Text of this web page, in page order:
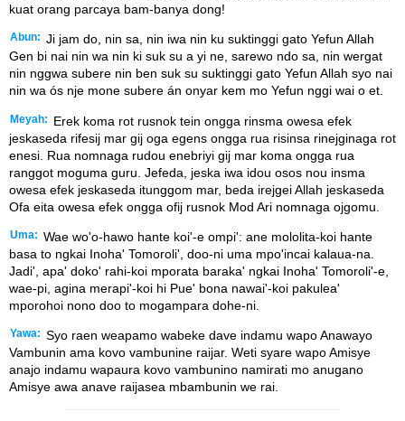
kuat orang parcaya bam-banya dong!
Abun: Ji jam do, nin sa, nin iwa nin ku suktinggi gato Yefun Allah
Gen bi nai nin wa nin ki suk su a yi ne, sarewo ndo sa, nin wergat
nin nggwa subere nin ben suk su suktinggi gato Yefun Allah syo nai
nin wa ós nje mone subere án onyar kem mo Yefun nggi wai o et.
Meyah:
Erek koma rot rusnok tein ongga rinsma owesa efek
jeskaseda rifesij mar gij oga egens ongga rua risinsa rinejginaga rot
enesi. Rua nomnaga rudou enebriyi gij mar koma ongga rua
ranggot moguma guru. Jefeda, jeska iwa idou osos nou insma
owesa efek jeskaseda itunggom mar, beda irejgei Allah jeskaseda
Ofa eita owesa efek ongga ofij rusnok Mod Ari nomnaga ojgomu.
Uma: Wae wo'o-hawo hante koi'-e ompi': ane mololita-koi hante
basa to ngkai Inoha' Tomoroli', doo-ni uma mpo'incai kalaua-na.
Jadi', apa' doko' rahi-koi mporata baraka' ngkai Inoha' Tomoroli'-e,
wae-pi, agina merapi'-koi hi Pue' bona nawai'-koi pakulea'
mporohoi nono doo to mogampara dohe-ni.
Yawa: Syo raen weapamo wabeke dave indamu wapo Anawayo
Vambunin ama kovo vambunine raijar. Weti syare wapo Amisye
anajo indamu wapaura kovo vambunino namirati mo anugano
Amisye awa anave raijasea mbambunin we rai.